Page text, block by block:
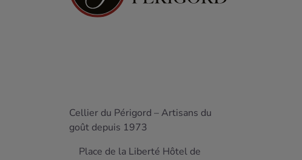
Cellier du Périgord – Artisans du
goût depuis 1973
Place de la Liberté Hôtel de